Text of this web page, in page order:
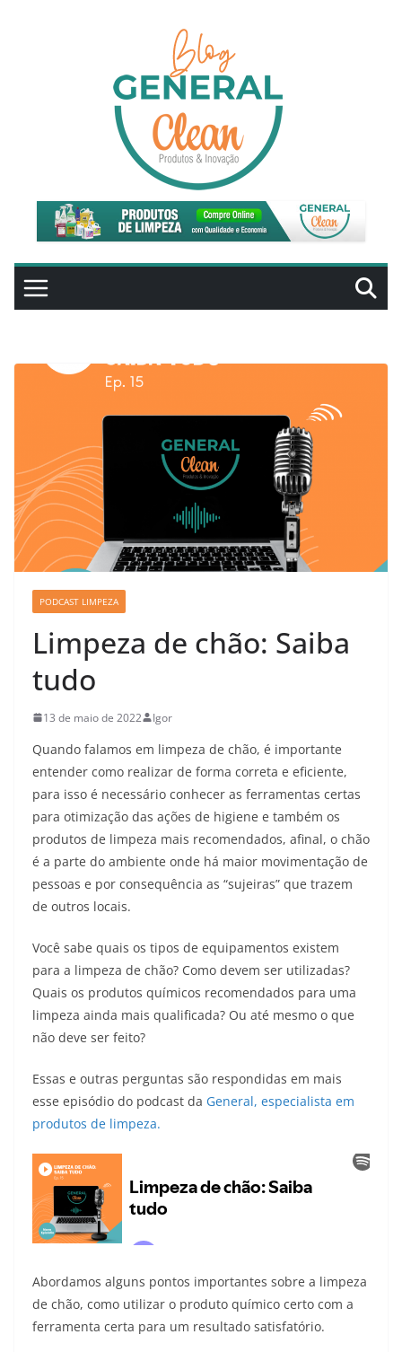
PODCAST LIMPEZA
Limpeza de chão: Saiba
tudo
13 de maio de 2022 Igor
Quando falamos em limpeza de chão, é importante
entender como realizar de forma correta e eficiente,
para isso é necessário conhecer as ferramentas certas
para otimização das ações de higiene e também os
produtos de limpeza mais recomendados, afinal, o chão
é a parte do ambiente onde há maior movimentação de
pessoas e por consequência as “sujeiras” que trazem
de outros locais.
Você sabe quais os tipos de equipamentos existem
para a limpeza de chão? Como devem ser utilizadas?
Quais os produtos químicos recomendados para uma
limpeza ainda mais qualificada? Ou até mesmo o que
não deve ser feito?
Essas e outras perguntas são respondidas em mais
esse episódio do podcast da General, especialista em
produtos de limpeza.
Abordamos alguns pontos importantes sobre a limpeza
de chão, como utilizar o produto químico certo com a
ferramenta certa para um resultado satisfatório.